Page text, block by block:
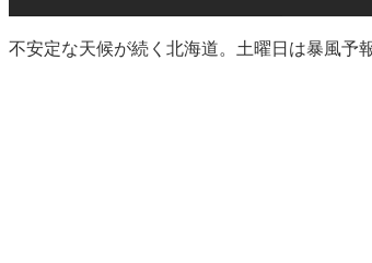
不安定な天候が続く北海道。土曜日は暴風予